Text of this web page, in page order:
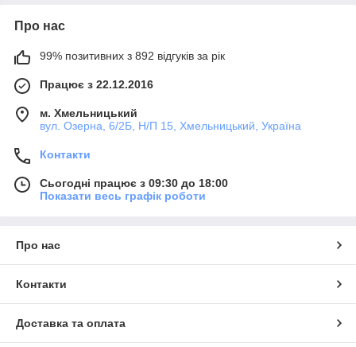
Про нас
99% позитивних з 892 відгуків за рік
Працює з 22.12.2016
м. Хмельницький
вул. Озерна, 6/2Б, Н/П 15, Хмельницький, Україна
Контакти
Сьогодні працює з 09:30 до 18:00
Показати весь графік роботи
Про нас
Контакти
Доставка та оплата